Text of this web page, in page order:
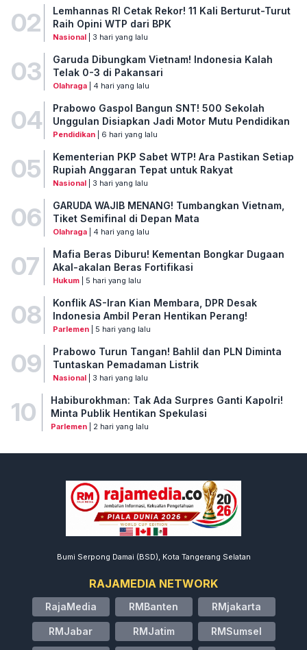
02
Lemhannas RI Cetak Rekor! 11 Kali Berturut-Turut
Raih Opini WTP dari BPK
Nasional| 3 hari yang lalu
03
Garuda Dibungkam Vietnam! Indonesia Kalah
Telak 0-3 di Pakansari
Olahraga| 4 hari yang lalu
04
Prabowo Gaspol Bangun SNT! 500 Sekolah
Unggulan Disiapkan Jadi Motor Mutu Pendidikan
Pendidikan| 6 hari yang lalu
05
Kementerian PKP Sabet WTP! Ara Pastikan Setiap
Rupiah Anggaran Tepat untuk Rakyat
Nasional| 3 hari yang lalu
06
GARUDA WAJIB MENANG! Tumbangkan Vietnam,
Tiket Semifinal di Depan Mata
Olahraga| 4 hari yang lalu
07
Mafia Beras Diburu! Kementan Bongkar Dugaan
Akal-akalan Beras Fortifikasi
Hukum| 5 hari yang lalu
08
Konflik AS-Iran Kian Membara, DPR Desak
Indonesia Ambil Peran Hentikan Perang!
Parlemen| 5 hari yang lalu
09
Prabowo Turun Tangan! Bahlil dan PLN Diminta
Tuntaskan Pemadaman Listrik
Nasional| 3 hari yang lalu
10
Habiburokhman: Tak Ada Surpres Ganti Kapolri!
Minta Publik Hentikan Spekulasi
Parlemen| 2 hari yang lalu
Bumi Serpong Damai (BSD), Kota Tangerang Selatan
RAJAMEDIA NETWORK
RajaMedia RMBanten RMjakarta
RMJabar RMJatim RMSumsel